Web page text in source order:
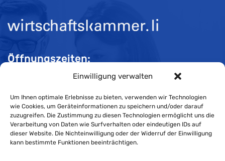
Einwilligung verwalten
Um Ihnen optimale Erlebnisse zu bieten, verwenden wir Technologien
wie Cookies, um Geräteinformationen zu speichern und/oder darauf
zuzugreifen. Die Zustimmung zu diesen Technologien ermöglicht uns die
Verarbeitung von Daten wie Surfverhalten oder eindeutigen IDs auf
dieser Website. Die Nichteinwilligung oder der Widerruf der Einwilligung
kann bestimmte Funktionen beeinträchtigen.
Öffnungszeiten:
Mo-Do 08:00 bis 11:30 und 13:30 bis 16:30 Uhr
Fr 08:00 bis 11:30 und 13:30 bis 16:00 Uhr
Impressum
Cookie-Richtlinie